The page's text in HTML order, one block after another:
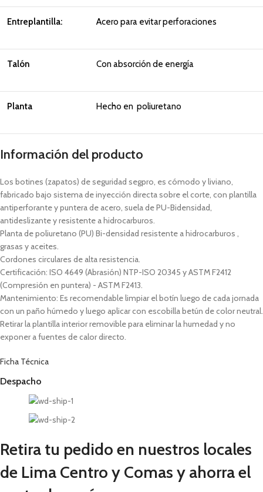
Entreplantilla: Acero para evitar perforaciones
Talón Con absorción de energía
Planta Hecho en poliuretano
Información del producto
Los botines (zapatos) de seguridad segpro, es cómodo y liviano,
fabricado bajo sistema de inyección directa sobre el corte, con plantilla
antiperforante y puntera de acero, suela de PU-Bidensidad,
antideslizante y resistente a hidrocarburos.
Planta de poliuretano (PU) Bi-densidad resistente a hidrocarburos ,
grasas y aceites.
Cordones circulares de alta resistencia.
Certificación: ISO 4649 (Abrasión) NTP-ISO 20345 y ASTM F2412
(Compresión en puntera) - ASTM F2413.
Mantenimiento: Es recomendable limpiar el botín luego de cada jornada
con un paño húmedo y luego aplicar con escobilla betún de color neutral.
Retirar la plantilla interior removible para eliminar la humedad y no
exponer a fuentes de calor directo.
Ficha Técnica
Despacho
Retira tu pedido en nuestros locales
de Lima Centro y Comas y ahorra el